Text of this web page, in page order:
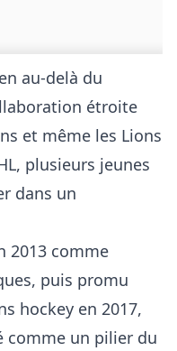
au-delà du
étroite
et même les Lions
plusieurs jeunes
dans un
2013 comme
puis promu
hockey en 2017,
comme un pilier du